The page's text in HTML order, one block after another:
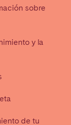
sobre
y la
de tu